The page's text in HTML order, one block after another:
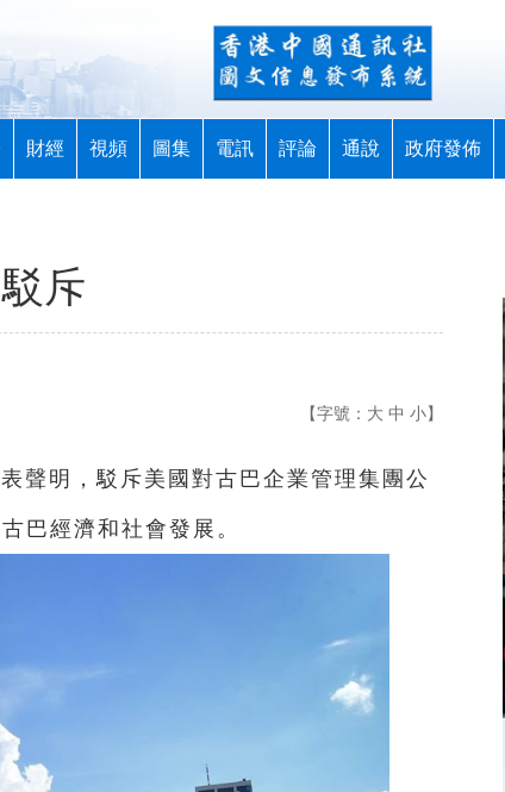
財經 視頻 圖集 電訊 評論 通說 政府發佈
斥
【字號： 大 中 小】
聲明，駁斥美國對古巴企業管理集團公
巴經濟和社會發展。